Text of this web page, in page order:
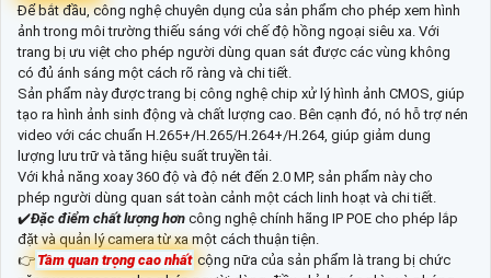
Để bắt đầu, công nghệ chuyên dụng của sản phẩm cho phép xem hình
ảnh trong môi trường thiếu sáng với chế độ hồng ngoại siêu xa. Với
trang bị ưu việt cho phép người dùng quan sát được các vùng không
có đủ ánh sáng một cách rõ ràng và chi tiết.
Sản phẩm này được trang bị công nghệ chip xử lý hình ảnh CMOS, giúp
tạo ra hình ảnh sinh động và chất lượng cao. Bên cạnh đó, nó hỗ trợ nén
video với các chuẩn H.265+/H.265/H.264+/H.264, giúp giảm dung
lượng lưu trữ và tăng hiệu suất truyền tải.
Với khả năng xoay 360 độ và độ nét đến 2.0 MP, sản phẩm này cho
phép người dùng quan sát toàn cảnh một cách linh hoạt và chi tiết.
✔️Đặc điểm chất lượng hơn công nghệ chính hãng IP POE cho phép lắp
đặt và quản lý camera từ xa một cách thuận tiện.
👉 Tầm quan trọng cao nhất cộng nữa của sản phẩm là trang bị chức